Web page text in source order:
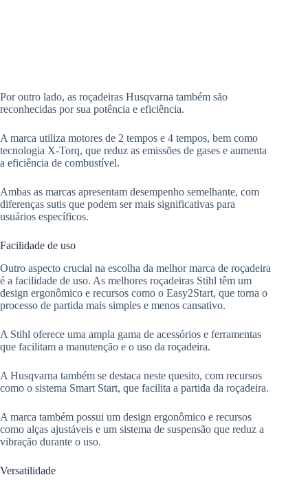
Por outro lado, as roçadeiras Husqvarna também são
reconhecidas por sua potência e eficiência.
A marca utiliza motores de 2 tempos e 4 tempos, bem como
tecnologia X-Torq, que reduz as emissões de gases e aumenta
a eficiência de combustível.
Ambas as marcas apresentam desempenho semelhante, com
diferenças sutis que podem ser mais significativas para
usuários específicos.
Facilidade de uso
Outro aspecto crucial na escolha da melhor marca de roçadeira
é a facilidade de uso. As melhores roçadeiras Stihl têm um
design ergonômico e recursos como o Easy2Start, que torna o
processo de partida mais simples e menos cansativo.
A Stihl oferece uma ampla gama de acessórios e ferramentas
que facilitam a manutenção e o uso da roçadeira.
A Husqvarna também se destaca neste quesito, com recursos
como o sistema Smart Start, que facilita a partida da roçadeira.
A marca também possui um design ergonômico e recursos
como alças ajustáveis e um sistema de suspensão que reduz a
vibração durante o uso.
Versatilidade